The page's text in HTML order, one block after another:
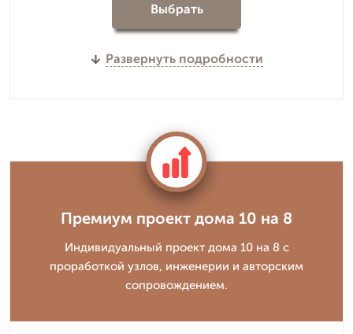
Выбрать
Развернуть подробности
Премиум проект дома 10 на 8
Индивидуальный проект дома 10 на 8 с
проработкой узлов, инженерии и авторским
сопровождением.